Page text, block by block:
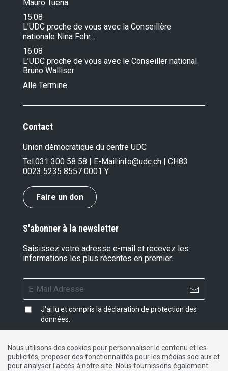
Mauro Tuena
15.08
L’UDC proche de vous avec la Conseillère
nationale Nina Fehr…
16.08
L’UDC proche de vous avec le Conseiller national
Bruno Walliser
Alle Termine
Contact
Union démocratique du centre UDC
Tel.031 300 58 58 | E-Mail:info@udc.ch | CH83
0023 5235 8557 0001 Y
Faire un don
S'abonner à la newsletter
Saisissez votre adresse e-mail et recevez les
informations les plus récentes en premier.
J'ai lu et compris la déclaration de protection des
données
Impressum| Protection des données|Contact
Nous utilisons des cookies pour personnaliser le contenu et les
publicités, proposer des fonctionnalités pour les médias sociaux et
pour analyser l'accès à notre site. Nous fournissons également